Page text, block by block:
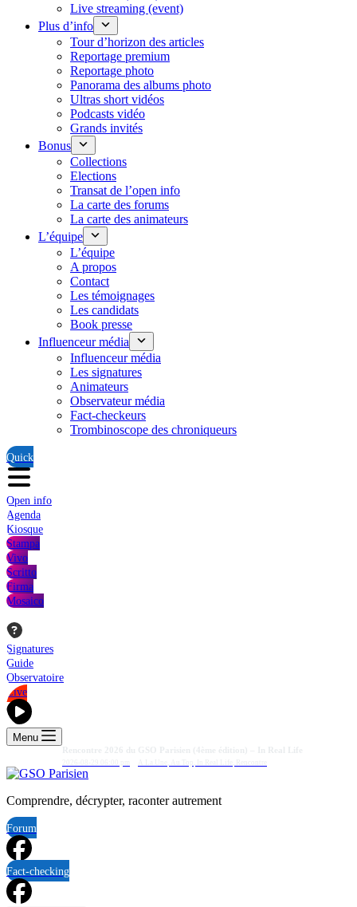
Live streaming (event)
Plus d’info
Tour d’horizon des articles
Reportage premium
Reportage photo
Panorama des albums photo
Ultras short vidéos
Podcasts vidéo
Grands invités
Bonus
Collections
Elections
Transat de l’open info
La carte des forums
La carte des animateurs
L’équipe
L’équipe
A propos
Contact
Les témoignages
Les candidats
Book presse
Influenceur média
Influenceur média
Les signatures
Animateurs
Observateur média
Fact-checkeurs
Trombinoscope des chroniqueurs
Quick
Open info
Agenda
Kiosque
Stampa
Vivo
Scritto
Firma
Mosaico
Signatures
Guide
Observatoire
Live
Menu
Comprendre, décrypter, raconter autrement
Forum
Fact-checking